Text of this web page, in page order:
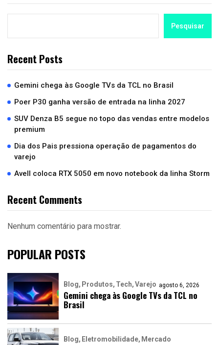
Pesquisar
Recent Posts
Gemini chega às Google TVs da TCL no Brasil
Poer P30 ganha versão de entrada na linha 2027
SUV Denza B5 segue no topo das vendas entre modelos
premium
Dia dos Pais pressiona operação de pagamentos do
varejo
Avell coloca RTX 5050 em novo notebook da linha Storm
Recent Comments
Nenhum comentário para mostrar.
POPULAR POSTS
Blog Produtos Tech Varejo agosto 6, 2026
Gemini chega às Google TVs da TCL no
Brasil
Blog Eletromobilidade Mercado